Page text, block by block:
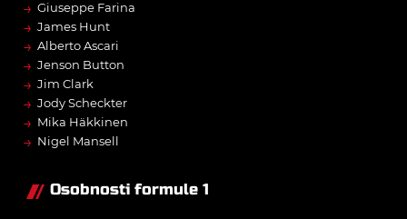
→ Giuseppe Farina
→ James Hunt
→ Alberto Ascari
→ Jenson Button
→ Jim Clark
→ Jody Scheckter
→ Mika Häkkinen
→ Nigel Mansell
Osobnosti formule 1